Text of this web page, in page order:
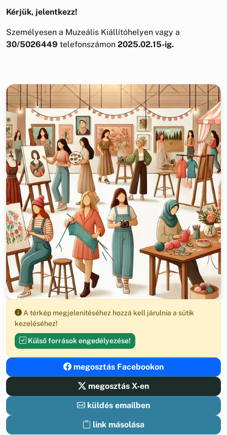
Kérjük, jelentkezz!
Személyesen a Muzeális Kiállítóhelyen vagy a
30/5026449 telefonszámon 2025.02.15-ig.
A térkép megjelenítéséhez hozzá kell járulnia a sütik
kezeléséhez!
Külső források engedélyezése!
megosztás Facebookon
megosztás X-en
küldés emailben
link másolása